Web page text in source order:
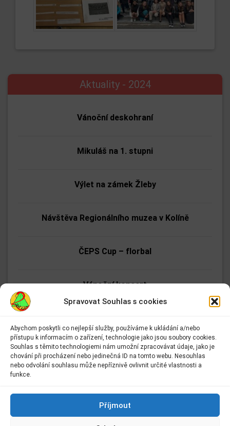
Spravovat Souhlas s cookies
Abychom poskytli co nejlepší služby, používáme k ukládání a/nebo
přístupu k informacím o zařízení, technologie jako jsou soubory cookies.
Souhlas s těmito technologiemi nám umožní zpracovávat údaje, jako je
chování při procházení nebo jedinečná ID na tomto webu. Nesouhlas
nebo odvolání souhlasu může nepříznivě ovlivnit určité vlastnosti a
funkce.
Příjmout
Aktuality - 2024
Vánoční deskohraní
Mikuláš na 1. stupni
Výlet na zámek Žleby
Návštěva Regionálního muzea v Kolíně
ČEPS Cup – florbal
Vánoční koncert
Tmání
Mikulášské soutěže v tělocvičně
Adresa:
Základní škola Kolín II.
Kmochova 943
Kontakt:
E-mail: info@2zskolin.cz